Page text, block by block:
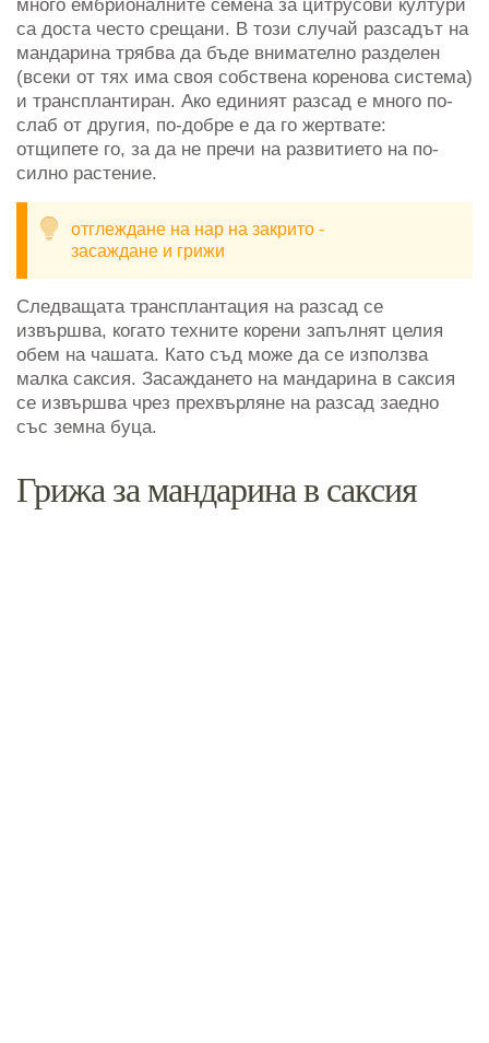
много ембрионалните семена за цитрусови култури
са доста често срещани. В този случай разсадът на
мандарина трябва да бъде внимателно разделен
(всеки от тях има своя собствена коренова система)
и трансплантиран. Ако единият разсад е много по-
слаб от другия, по-добре е да го жертвате:
отщипете го, за да не пречи на развитието на по-
силно растение.
отглеждане на нар на закрито -
засаждане и грижи
Следващата трансплантация на разсад се
извършва, когато техните корени запълнят целия
обем на чашата. Като съд може да се използва
малка саксия. Засаждането на мандарина в саксия
се извършва чрез прехвърляне на разсад заедно
със земна буца.
Грижа за мандарина в саксия